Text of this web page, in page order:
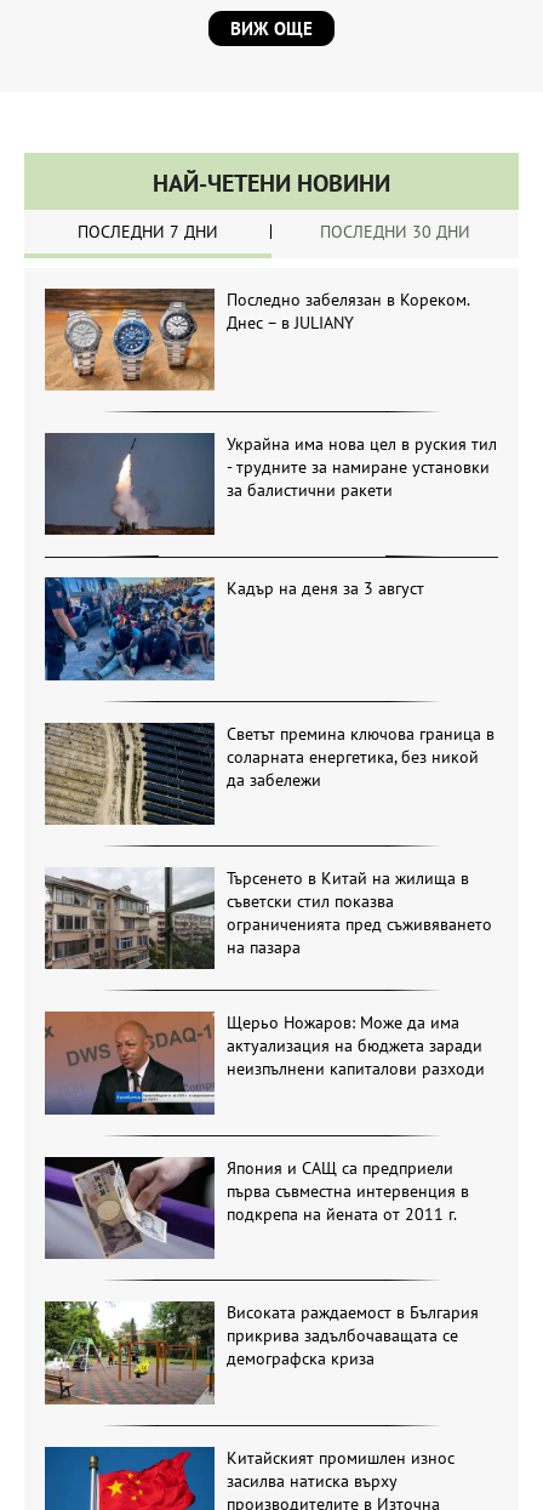
ВИЖ ОЩЕ
НАЙ-ЧЕТЕНИ НОВИНИ
ПОСЛЕДНИ 7 ДНИ ПОСЛЕДНИ 30 ДНИ
Последно забелязан в Кореком.
Днес – в JULIANY
Украйна има нова цел в руския тил
- трудните за намиране установки
за балистични ракети
Кадър на деня за 3 август
Светът премина ключова граница в
соларната енергетика, без никой
да забележи
Търсенето в Китай на жилища в
съветски стил показва
ограниченията пред съживяването
на пазара
Щерьо Ножаров: Може да има
актуализация на бюджета заради
неизпълнени капиталови разходи
Япония и САЩ са предприели
първа съвместна интервенция в
подкрепа на йената от 2011 г.
Високата раждаемост в България
прикрива задълбочаващата се
демографска криза
Китайският промишлен износ
засилва натиска върху
производителите в Източна